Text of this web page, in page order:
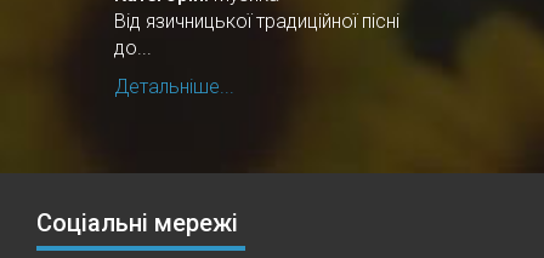
Від язичницької традиційної пісні
до...
Детальніше...
Соціальні мережі